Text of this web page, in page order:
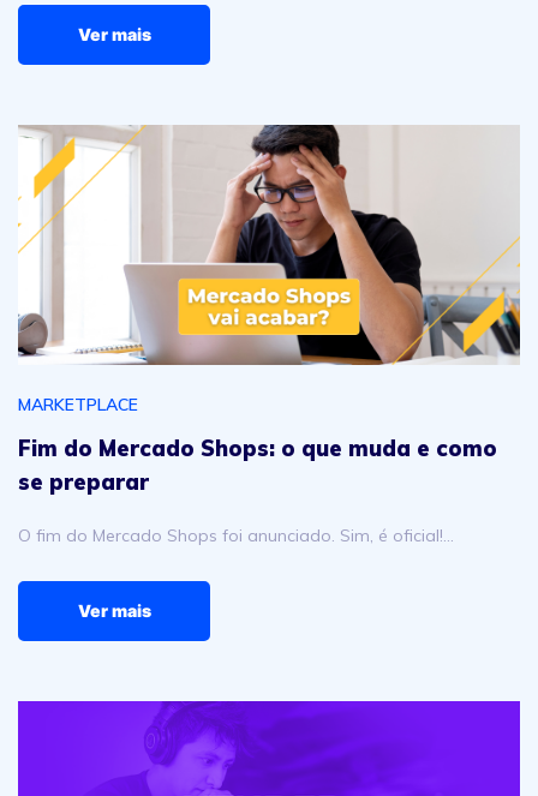
Ver mais
Fim do Mercado Shops: o que muda e como se preparar
MARKETPLACE
Fim do Mercado Shops: o que muda e como
se preparar
O fim do Mercado Shops foi anunciado. Sim, é oficial!…
Ver mais
Como vender online: dicas e estratégias para se